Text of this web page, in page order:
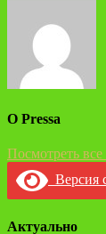
О Pressa
Посмотреть
Версия
Актуально